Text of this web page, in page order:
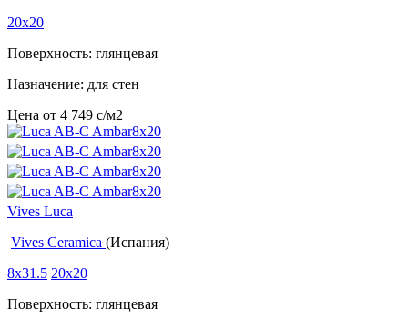
20x20
Поверхность: глянцевая
Назначение: для стен
Цена от 4 749 c/м2
Vives Luca
Vives Ceramica (Испания)
8x31.5 20x20
Поверхность: глянцевая